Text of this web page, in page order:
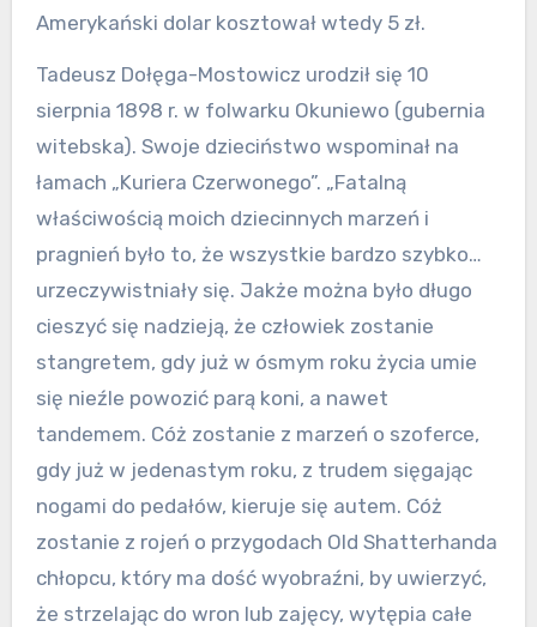
Amerykański dolar kosztował wtedy 5 zł.
Tadeusz Dołęga-Mostowicz urodził się 10
sierpnia 1898 r. w folwarku Okuniewo (gubernia
witebska). Swoje dzieciństwo wspominał na
łamach „Kuriera Czerwonego”. „Fatalną
właściwością moich dziecinnych marzeń i
pragnień było to, że wszystkie bardzo szybko…
urzeczywistniały się. Jakże można było długo
cieszyć się nadzieją, że człowiek zostanie
stangretem, gdy już w ósmym roku życia umie
się nieźle powozić parą koni, a nawet
tandemem. Cóż zostanie z marzeń o szoferce,
gdy już w jedenastym roku, z trudem sięgając
nogami do pedałów, kieruje się autem. Cóż
zostanie z rojeń o przygodach Old Shatterhanda
chłopcu, który ma dość wyobraźni, by uwierzyć,
że strzelając do wron lub zajęcy, wytępia całe